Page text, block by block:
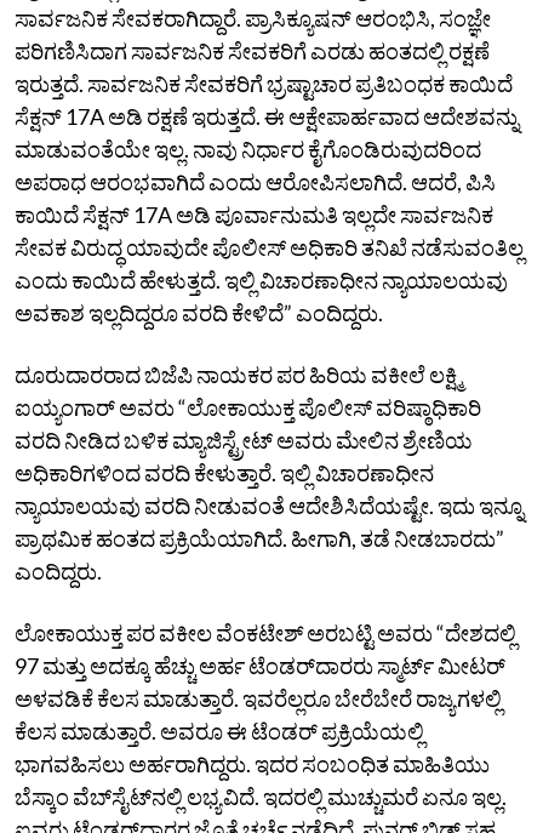
ಸಾರ್ವಜನಿಕ ಸೇವಕರಾಗಿದ್ದಾರೆ. ಪ್ರಾಸಿಕ್ಯೂಷನ್‌ ಆರಂಭಿಸಿ, ಸಂಜ್ಞೇ
ಪರಿಗಣಿಸಿದಾಗ ಸಾರ್ವಜನಿಕ ಸೇವಕರಿಗೆ ಎರಡು ಹಂತದಲ್ಲಿ ರಕ್ಷಣೆ
ಇರುತ್ತದೆ. ಸಾರ್ವಜನಿಕ ಸೇವಕರಿಗೆ ಭ್ರಷ್ಟಾಚಾರ ಪ್ರತಿಬಂಧಕ ಕಾಯಿದೆ
ಸೆಕ್ಷನ್‌ 17A ಅಡಿ ರಕ್ಷಣೆ ಇರುತ್ತದೆ. ಈ ಆಕ್ಷೇಪಾರ್ಹವಾದ ಆದೇಶವನ್ನು
ಮಾಡುವಂತೆಯೇ ಇಲ್ಲ. ನಾವು ನಿರ್ಧಾರ ಕೈಗೊಂಡಿರುವುದರಿಂದ
ಅಪರಾಧ ಆರಂಭವಾಗಿದೆ ಎಂದು ಆರೋಪಿಸಲಾಗಿದೆ. ಆದರೆ, ಪಿಸಿ
ಕಾಯಿದೆ ಸೆಕ್ಷನ್‌ 17A ಅಡಿ ಪೂರ್ವಾನುಮತಿ ಇಲ್ಲದೇ ಸಾರ್ವಜನಿಕ
ಸೇವಕ ವಿರುದ್ಧ ಯಾವುದೇ ಪೊಲೀಸ್‌ ಅಧಿಕಾರಿ ತನಿಖೆ ನಡೆಸುವಂತಿಲ್ಲ
ಎಂದು ಕಾಯಿದೆ ಹೇಳುತ್ತದೆ. ಇಲ್ಲಿ ವಿಚಾರಣಾಧೀನ ನ್ಯಾಯಾಲಯವು
ಅವಕಾಶ ಇಲ್ಲದಿದ್ದರೂ ವರದಿ ಕೇಳಿದೆ” ಎಂದಿದ್ದರು.
ದೂರುದಾರರಾದ ಬಿಜೆಪಿ ನಾಯಕರ ಪರ ಹಿರಿಯ ವಕೀಲೆ ಲಕ್ಷ್ಮಿ
ಐಯ್ಯಂಗಾರ್‌ ಅವರು “ಲೋಕಾಯುಕ್ತ ಪೊಲೀಸ್‌ ವರಿಷ್ಠಾಧಿಕಾರಿ
ವರದಿ ನೀಡಿದ ಬಳಿಕ ಮ್ಯಾಜಿಸ್ಟ್ರೇಟ್‌ ಅವರು ಮೇಲಿನ ಶ್ರೇಣಿಯ
ಅಧಿಕಾರಿಗಳಿಂದ ವರದಿ ಕೇಳುತ್ತಾರೆ. ಇಲ್ಲಿ ವಿಚಾರಣಾಧೀನ
ನ್ಯಾಯಾಲಯವು ವರದಿ ನೀಡುವಂತೆ ಆದೇಶಿಸಿದೆಯಷ್ಟೇ. ಇದು ಇನ್ನೂ
ಪ್ರಾಥಮಿಕ ಹಂತದ ಪ್ರಕ್ರಿಯೆಯಾಗಿದೆ. ಹೀಗಾಗಿ, ತಡೆ ನೀಡಬಾರದು”
ಎಂದಿದ್ದರು.
ಲೋಕಾಯುಕ್ತ ಪರ ವಕೀಲ ವೆಂಕಟೇಶ್‌ ಅರಬಟ್ಟಿ ಅವರು “ದೇಶದಲ್ಲಿ
97 ಮತ್ತು ಅದಕ್ಕೂ ಹೆಚ್ಚು ಅರ್ಹ ಟೆಂಡರ್‌ದಾರರು ಸ್ಮಾರ್ಟ್‌ ಮೀಟರ್‌
ಅಳವಡಿಕೆ ಕೆಲಸ ಮಾಡುತ್ತಾರೆ. ಇವರೆಲ್ಲರೂ ಬೇರೆಬೇರೆ ರಾಜ್ಯಗಳಲ್ಲಿ
ಕೆಲಸ ಮಾಡುತ್ತಾರೆ. ಅವರೂ ಈ ಟೆಂಡರ್‌ ಪ್ರಕ್ರಿಯೆಯಲ್ಲಿ
ಭಾಗವಹಿಸಲು ಅರ್ಹರಾಗಿದ್ದರು. ಇದರ ಸಂಬಂಧಿತ ಮಾಹಿತಿಯು
ಬೆಸ್ಕಾಂ ವೆಬ್‌ಸೈಟ್‌ನಲ್ಲಿ ಲಭ್ಯವಿದೆ. ಇದರಲ್ಲಿ ಮುಚ್ಚುಮರೆ ಏನೂ ಇಲ್ಲ.